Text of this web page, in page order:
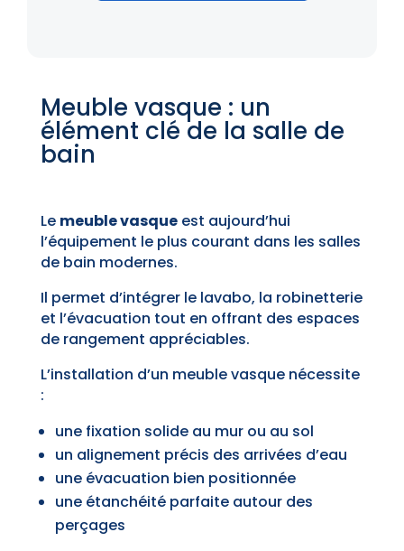
Meuble vasque : un
élément clé de la salle de
bain
Le meuble vasqueest aujourd’hui
l’équipement le plus courant dans les salles
de bain modernes.
Il permet d’intégrer le lavabo, la robinetterie
et l’évacuation tout en offrant des espaces
de rangement appréciables.
L’installation d’un meuble vasque nécessite
:
une fixation solide au mur ou au sol
un alignement précis des arrivées d’eau
une évacuation bien positionnée
une étanchéité parfaite autour des
perçages